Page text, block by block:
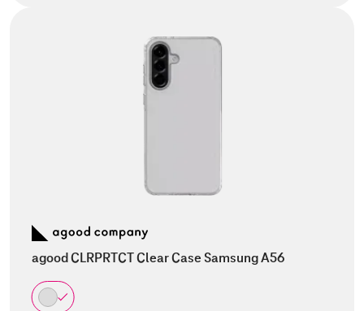
agood CLRPRTCT Clear Case Samsung A56